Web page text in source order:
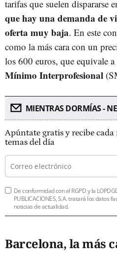
tarifas que suelen dispararse
que hay una demanda de
oferta muy baja. En este
como la más cara con un
los 600 euros, que equivale
Mínimo Interprofesional
MIENTRAS DORMÍAS -
Apúntate gratis y recibe
temas del día
De conformidad con el RGPD y la
PUBLICACIONES, S.A. tratará los datos
noticias de actualidad.
Barcelona, la más